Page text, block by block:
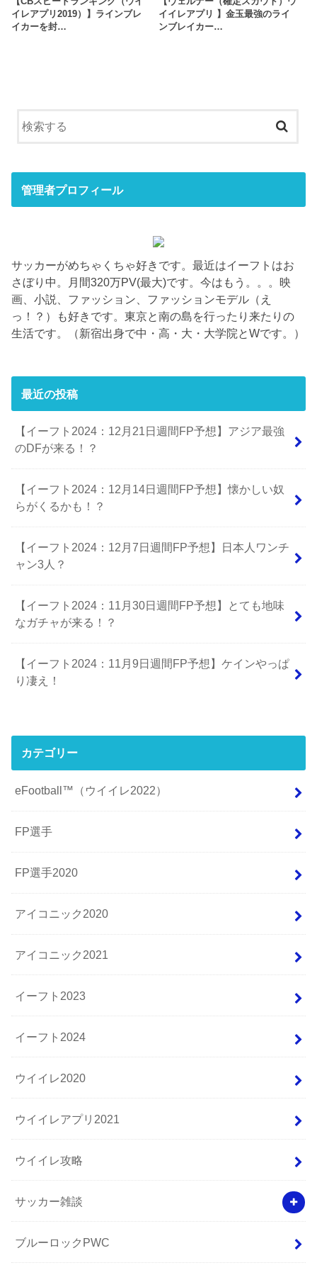
イレアプリ2019）】ラインブレ
イカーを封…
イイレアプリ 】金玉最強のライ
ンブレイカー…
管理者プロフィール
サッカーがめちゃくちゃ好きです。最近はイーフトはお
さぼり中。月間320万PV(最大)です。今はもう。。。映
画、小説、ファッション、ファッションモデル（え
っ！？）も好きです。東京と南の島を行ったり来たりの
生活です。（新宿出身で中・高・大・大学院とWです。）
最近の投稿
【イーフト2024：12月21日週間FP予想】アジア最強
のDFが来る！？
【イーフト2024：12月14日週間FP予想】懐かしい奴
らがくるかも！？
【イーフト2024：12月7日週間FP予想】日本人ワンチ
ャン3人？
【イーフト2024：11月30日週間FP予想】とても地味
なガチャが来る！？
【イーフト2024：11月9日週間FP予想】ケインやっぱ
り凄え！
カテゴリー
eFootball™（ウイイレ2022）
FP選手
FP選手2020
アイコニック2020
アイコニック2021
イーフト2023
イーフト2024
ウイイレ2020
ウイイレアプリ2021
ウイイレ攻略
サッカー雑談
ブルーロックPWC